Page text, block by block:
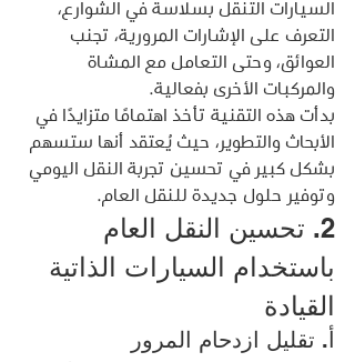
السيارات التنقل بسلاسة في الشوارع،
التعرف على الإشارات المرورية، تجنب
العوائق، وحتى التعامل مع المشاة
والمركبات الأخرى بفعالية.
بدأت هذه التقنية تأخذ اهتمامًا متزايدًا في
الأبحاث والتطوير، حيث يُعتقد أنها ستسهم
بشكل كبير في تحسين تجربة النقل اليومي
وتوفير حلول جديدة للنقل العام.
2. تحسين النقل العام
باستخدام السيارات الذاتية
القيادة
أ. تقليل ازدحام المرور